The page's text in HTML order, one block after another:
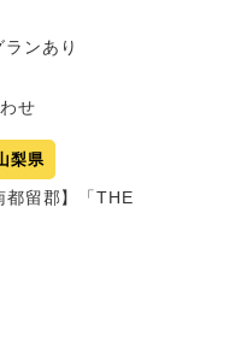
ンあり
せ
梨県
都留郡】「THE